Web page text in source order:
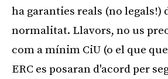
ha garanties reals (no legals!)
normalitat. Llavors, no us
com a mínim CiU (o el que
ERC es posaran d'acord per